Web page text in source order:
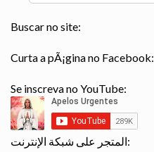
Buscar no site:
Curta a pÃ¡gina no Facebook:
Se inscreva no YouTube:
المتجر على شبكة الإنترنت: